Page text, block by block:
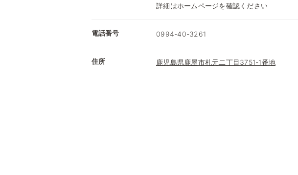
詳細はホームページを確認ください
電話番号 0994-40-3261
住所 鹿児島県鹿屋市札元二丁目3751-1番地